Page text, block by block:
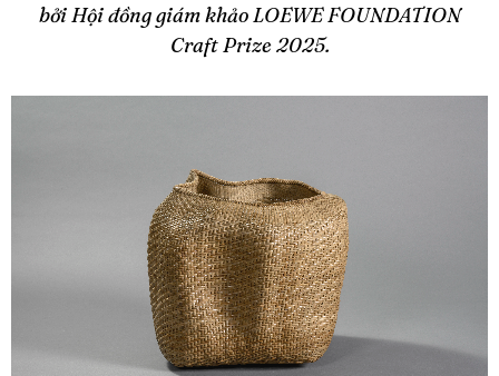
bởi Hội đồng giám khảo LOEWE FOUNDATION
Craft Prize 2025.